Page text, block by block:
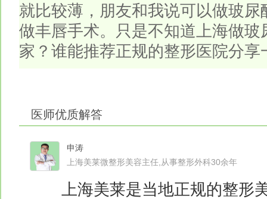
就比较薄，朋友和我说可以做玻
做丰唇手术。只是不知道上海做
家？谁能推荐正规的整形医院分享
医师优质解答
申涛
上海美莱微整形美容主任,从事整形外科30余年
上海美莱是当地正规的整形